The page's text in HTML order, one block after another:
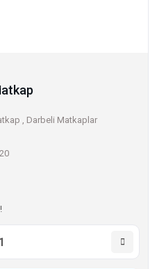
, Darbeli Matkaplar